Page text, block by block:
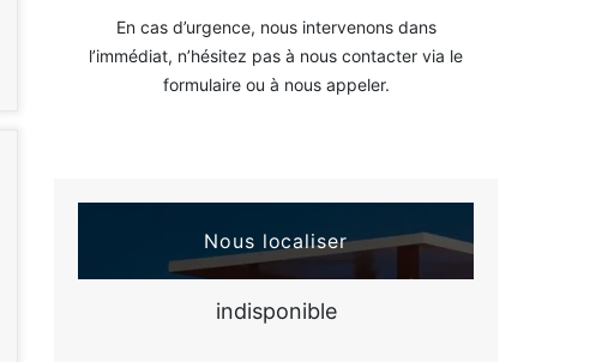
En cas d’urgence, nous intervenons dans
l’immédiat, n’hésitez pas à nous contacter via le
formulaire ou à nous appeler.
Nous localiser
indisponible